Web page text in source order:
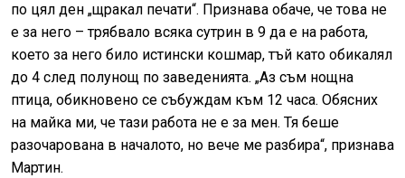
по цял ден „щракал печати“. Признава обаче, че това не
е за него – трябвало всяка сутрин в 9 да е на работа,
което за него било истински кошмар, тъй като обикалял
до 4 след полунощ по заведенията. „Аз съм нощна
птица, обикновено се събуждам към 12 часа. Обясних
на майка ми, че тази работа не е за мен. Тя беше
разочарована в началото, но вече ме разбира“, признава
Мартин.